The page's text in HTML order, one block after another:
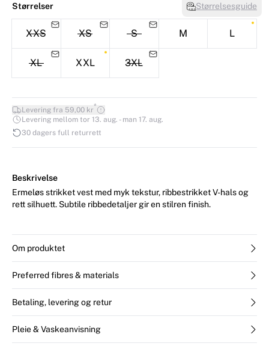
Størrelser Størrelsesguide
XXS XS S M L
XL XXL 3XL
Levering fra 59,00 kr*
Levering mellom tor 13. aug. - man 17. aug.
30 dagers full returrett
Beskrivelse
Ermeløs strikket vest med myk tekstur, ribbestrikket V-hals og
rett silhuett. Subtile ribbedetaljer gir en stilren finish.
Om produktet
Preferred fibres & materials
Betaling, levering og retur
Pleie & Vaskeanvisning